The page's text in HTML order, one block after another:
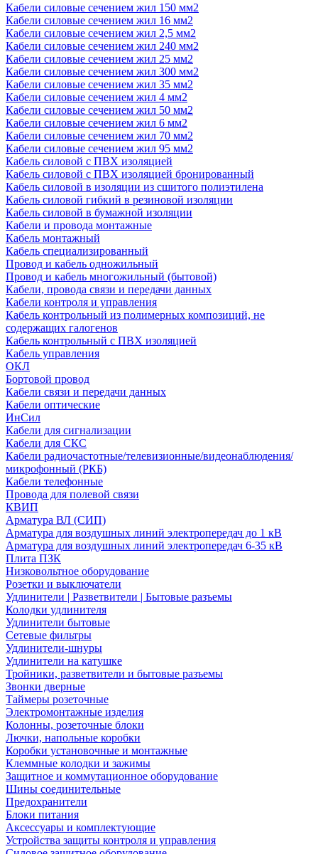
Кабели силовые сечением жил 150 мм2
Кабели силовые сечением жил 16 мм2
Кабели силовые сечением жил 2,5 мм2
Кабели силовые сечением жил 240 мм2
Кабели силовые сечением жил 25 мм2
Кабели силовые сечением жил 300 мм2
Кабели силовые сечением жил 35 мм2
Кабели силовые сечением жил 4 мм2
Кабели силовые сечением жил 50 мм2
Кабели силовые сечением жил 6 мм2
Кабели силовые сечением жил 70 мм2
Кабели силовые сечением жил 95 мм2
Кабель силовой с ПВХ изоляцией
Кабель силовой с ПВХ изоляцией бронированный
Кабель силовой в изоляции из сшитого полиэтилена
Кабель силовой гибкий в резиновой изоляции
Кабель силовой в бумажной изоляции
Кабели и провода монтажные
Кабель монтажный
Кабель специализированный
Провод и кабель одножильный
Провод и кабель многожильный (бытовой)
Кабели, провода связи и передачи данных
Кабели контроля и управления
Кабель контрольный из полимерных композиций, не
содержащих галогенов
Кабель контрольный с ПВХ изоляцией
Кабель управления
ОКЛ
Бортовой провод
Кабели связи и передачи данных
Кабели оптические
ИнСил
Кабели для сигнализации
Кабели для СКС
Кабели радиочастотные/телевизионные/видеонаблюдения/
микрофонный (РКБ)
Кабели телефонные
Провода для полевой связи
КВИП
Арматура ВЛ (СИП)
Арматура для воздушных линий электропередач до 1 кВ
Арматура для воздушных линий электропередач 6-35 кВ
Плита ПЗК
Низковольтное оборудование
Розетки и выключатели
Удлинители | Разветвители | Бытовые разъемы
Колодки удлинителя
Удлинители бытовые
Сетевые фильтры
Удлинители-шнуры
Удлинители на катушке
Тройники, разветвители и бытовые разъемы
Звонки дверные
Таймеры розеточные
Электромонтажные изделия
Колонны, розеточные блоки
Лючки, напольные коробки
Коробки установочные и монтажные
Клеммные колодки и зажимы
Защитное и коммутационное оборудование
Шины соединительные
Предохранители
Блоки питания
Аксессуары и комплектующие
Устройства защиты контроля и управления